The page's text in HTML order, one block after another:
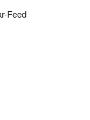
Feed